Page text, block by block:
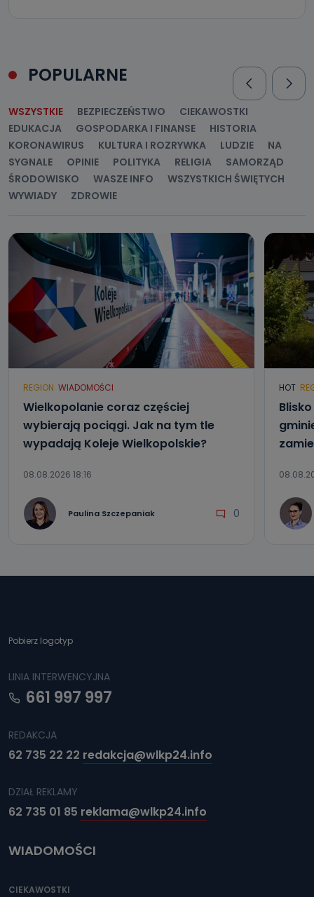
POPULARNE
WSZYSTKIE BEZPIECZEŃSTWO
CIEKAWOSTKI
EDUKACJA
GOSPODARKA I FINANSE
HISTORIA
KORONAWIRUS
KULTURA I ROZRYWKA LUDZIE
NA
SYGNALE
OPINIE POLITYKA RELIGIA
SAMORZĄD
ŚRODOWISKO
WASZE INFO
WSZYSTKICH ŚWIĘTYCH
WYWIADY
ZDROWIE
REGION WIADOMOŚCI
Wielkopolanie coraz częściej
wybierają pociągi. Jak na tym tle
wypadają Koleje Wielkopolskie?
08.08.2026 18:16
Paulina Szczepaniak 0
HOT
Pobierz logotyp
LINIA INTERWENCYJNA
661 997 997
REDAKCJA
62 735 22 22 redakcja@wlkp24.info
DZIAŁ REKLAMY
62 735 01 85 reklama@wlkp24.info
WIADOMOŚCI
CIEKAWOSTKI